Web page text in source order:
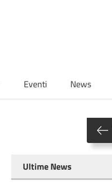
Eventi News
Ultime News